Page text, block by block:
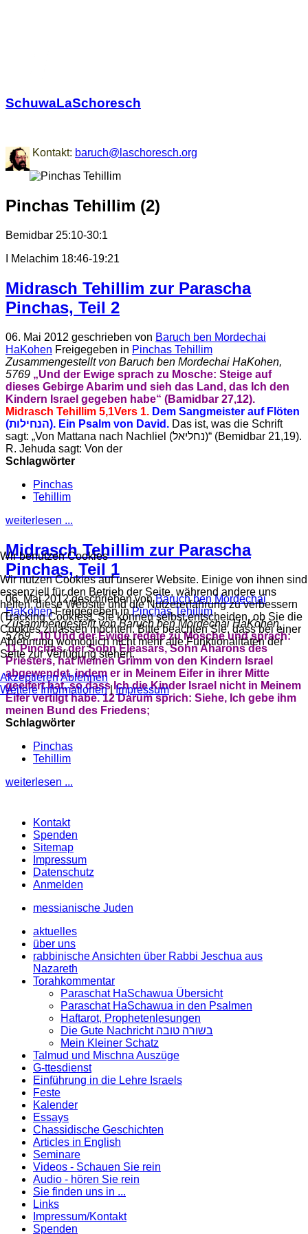
SchuwaLaSchoresch
Kontakt: baruch@laschoresch.org
Pinchas Tehillim (2)
Bemidbar 25:10-30:1
I Melachim 18:46-19:21
Midrasch Tehillim zur Parascha
Pinchas, Teil 2
06. Mai 2012 geschrieben von Baruch ben Mordechai
HaKohen Freigegeben in Pinchas Tehillim
Zusammengestellt von Baruch ben Mordechai HaKohen,
5769 „Und der Ewige sprach zu Mosche: Steige auf
dieses Gebirge Abarim und sieh das Land, das Ich den
Kindern Israel gegeben habe“ (Bamidbar 27,12).
Midrasch Tehillim 5,1Vers 1. Dem Sangmeister auf Flöten
(הנחילות). Ein Psalm von David. Das ist, was die Schrift
sagt: „Von Mattana nach Nachliel (נחליאל)“ (Bemidbar 21,19).
R. Jehuda sagt: Von der
Schlagwörter
Pinchas
Tehillim
weiterlesen ...
Midrasch Tehillim zur Parascha
Pinchas, Teil 1
06. Mai 2012geschrieben von Baruch ben Mordechai
HaKohen Freigegeben in Pinchas Tehillim
Zusammengestellt von Baruch ben Mordechai HaKohen,
5769 „10 Und der Ewige redete zu Mosche und sprach:
11 Pinchas, der Sohn Eleasars, Sohn Aharons des
Priesters, hat Meinen Grimm von den Kindern Israel
abgewendet, indem er in Meinem Eifer in ihrer Mitte
geeifert hat, so dass Ich die Kinder Israel nicht in Meinem
Eifer vertilgt habe. 12 Darum sprich: Siehe, Ich gebe ihm
meinen Bund des Friedens;
Schlagwörter
Pinchas
Tehillim
weiterlesen ...
Kontakt
Spenden
Sitemap
Impressum
Datenschutz
Anmelden
messianische Juden
aktuelles
über uns
rabbinische Ansichten über Rabbi Jeschua aus
Nazareth
Torahkommentar
Paraschat HaSchawua Übersicht
Paraschat HaSchawua in den Psalmen
Haftarot, Prophetenlesungen
Die Gute Nachricht בשורה טובה
Mein Kleiner Schatz
Talmud und Mischna Auszüge
G-ttesdienst
Einführung in die Lehre Israels
Feste
Kalender
Essays
Chassidische Geschichten
Articles in English
Seminare
Videos - Schauen Sie rein
Audio - hören Sie rein
Sie finden uns in ...
Links
Impressum/Kontakt
Spenden
Wir benutzen Cookies
Wir nutzen Cookies auf unserer Website. Einige von ihnen sind
essenziell für den Betrieb der Seite, während andere uns
helfen, diese Website und die Nutzererfahrung zu verbessern
(Tracking Cookies). Sie können selbst entscheiden, ob Sie die
Cookies zulassen möchten. Bitte beachten Sie, dass bei einer
Ablehnung womöglich nicht mehr alle Funktionalitäten der
Seite zur Verfügung stehen.
AkzeptierenAblehnen
Weitere Informationen|Impressum